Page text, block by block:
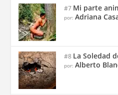
#7 Mi parte
por:Adriana
#8 La Soledad
por:Alberto